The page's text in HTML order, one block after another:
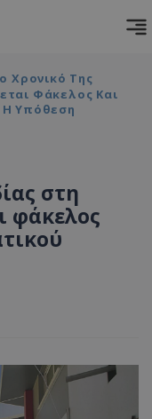
Χρονικό Της
Φάκελος Και
Η Υπόθεση
στη
φάκελος